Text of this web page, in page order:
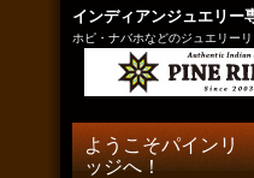
インディアンジュエリー
ホピ・ナバホなどのジュエリー
ようこそパインリ
ッジへ！